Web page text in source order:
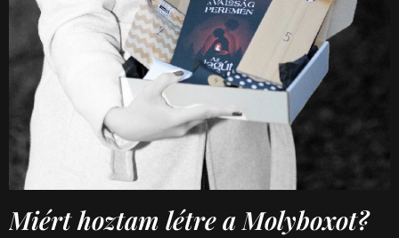
Miért hoztam létre a Molyboxot?